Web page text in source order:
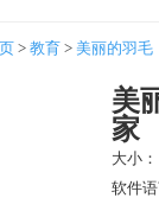
> 教育 > 美丽的羽毛
美
家
大小
软件